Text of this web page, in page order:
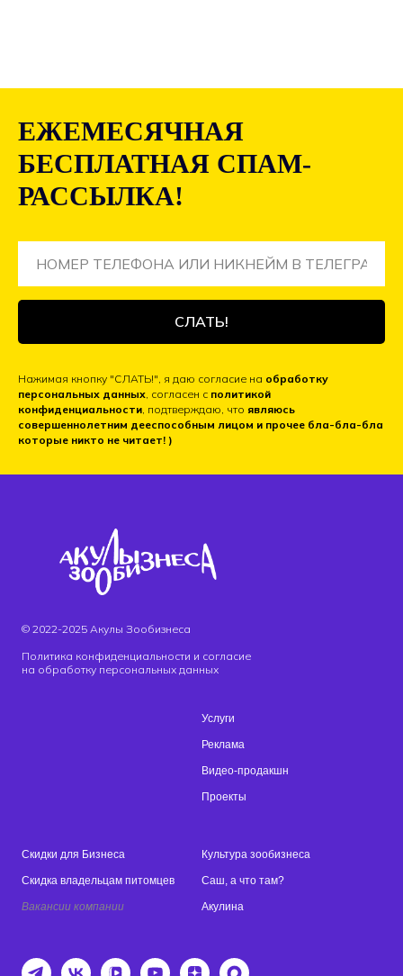
ЕЖЕМЕСЯЧНАЯ
БЕСПЛАТНАЯ СПАМ-
РАССЫЛКА!
СЛАТЬ!
Нажимая кнопку "СЛАТЬ!", я даю согласие на обработку
персональных данных, согласен с политикой
конфиденциальности, подтверждаю, что являюсь
совершеннолетним дееспособным лицом и прочее бла-бла-бла
которые никто не читает! )
© 2022-2025 Акулы Зообизнеса
Политика конфиденциальности и согласие
на обработку персональных данных
Услуги
Реклама
Видео-продакшн
Проекты
Скидки для Бизнеса
Скидка владельцам питомцев
Вакансии компании
Культура зообизнеса
Саш, а что там?
Акулина